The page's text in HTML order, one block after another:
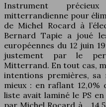
Instrument
mitterrandienne pour
de Michel Rocard à
Bernard Tapie a joué
européennes du 12 juin
justement par le
Mitterrand. En tout cas,
intentions premières, sa
mieux : en raflant 12,0%
liste avait laminé le PS